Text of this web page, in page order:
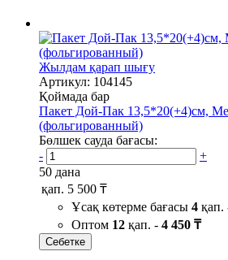
Жылдам қарап шығу
Артикул: 104145
Қоймада бар
Пакет Дой-Пак 13,5*20(+4)см,
(фольгированный)
Бөлшек сауда бағасы:
-
+
50 дана
қап. 5 500 ₸
Ұсақ көтерме бағасы 4 қап.
Оптом 12 қап. - 4 450 ₸
Себетке